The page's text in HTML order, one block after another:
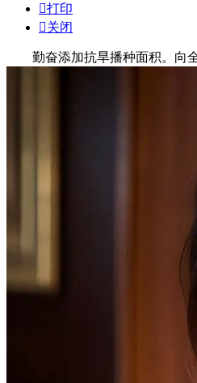
打印
关闭
勤奋添加抗旱播种面积。向全